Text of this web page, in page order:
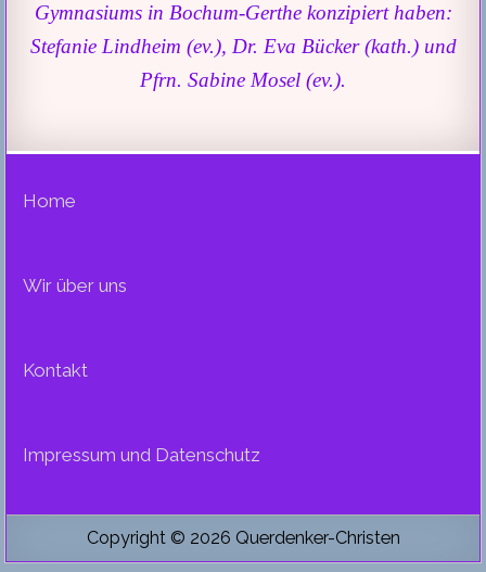
Gymnasiums in Bochum-Gerthe konzipiert haben:
Stefanie Lindheim (ev.), Dr. Eva Bücker (kath.) und
Pfrn. Sabine Mosel (ev.).
Home
Wir über uns
Kontakt
Impressum und Datenschutz
Copyright © 2026 Querdenker-Christen